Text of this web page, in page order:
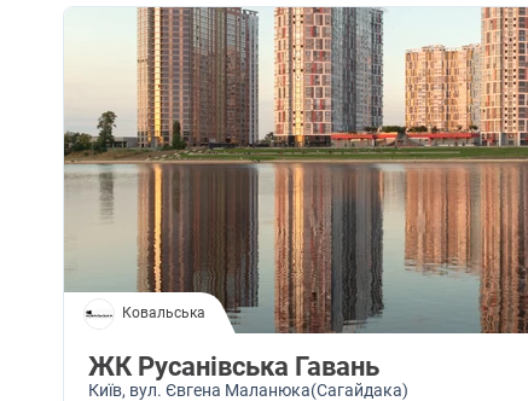
Затишний внутрішній двір
Ковальська
ЖК Русанівська Гавань
Київ, вул. Євгена Маланюка(Сагайдака)